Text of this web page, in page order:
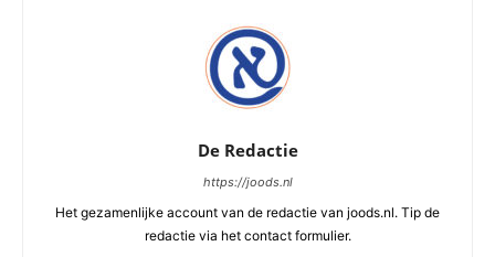
De Redactie
https://joods.nl
Het gezamenlijke account van de redactie van joods.nl. Tip de
redactie via het contact formulier.